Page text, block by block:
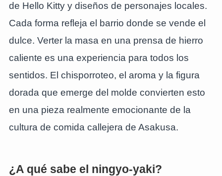
de Hello Kitty y diseños de personajes locales.
Cada forma refleja el barrio donde se vende el
dulce. Verter la masa en una prensa de hierro
caliente es una experiencia para todos los
sentidos. El chisporroteo, el aroma y la figura
dorada que emerge del molde convierten esto
en una pieza realmente emocionante de la
cultura de comida callejera de Asakusa.
¿A qué sabe el ningyo-yaki?